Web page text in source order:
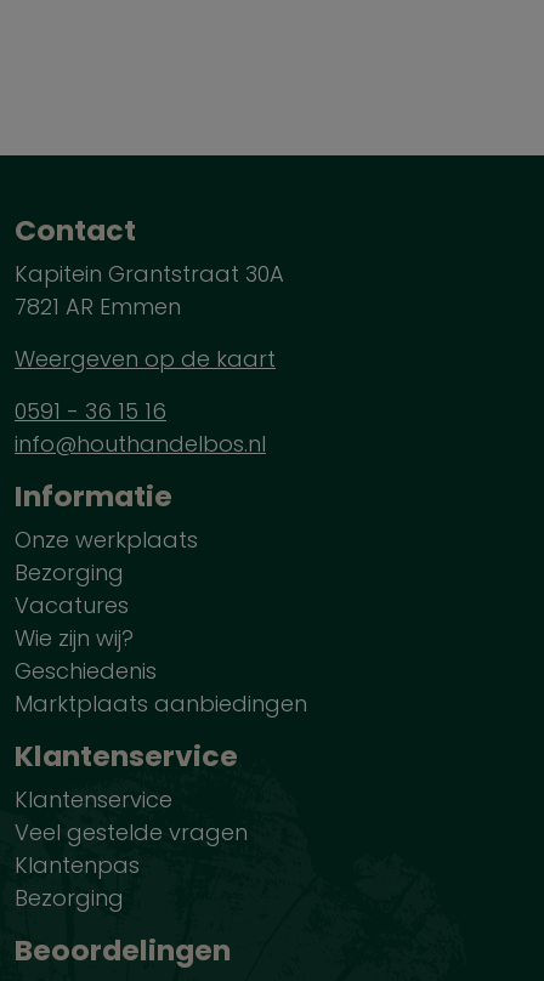
Contact
Kapitein Grantstraat 30A
7821 AR Emmen
Weergeven op de kaart
0591 - 36 15 16
info@houthandelbos.nl
Informatie
Onze werkplaats
Bezorging
Vacatures
Wie zijn wij?
Geschiedenis
Marktplaats aanbiedingen
Klantenservice
Klantenservice
Veel gestelde vragen
Klantenpas
Bezorging
Beoordelingen